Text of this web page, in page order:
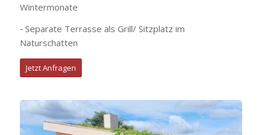
Wintermonate
⁃ Separate Terrasse als Grill/ Sitzplatz im
Naturschatten
Jetzt Anfragen